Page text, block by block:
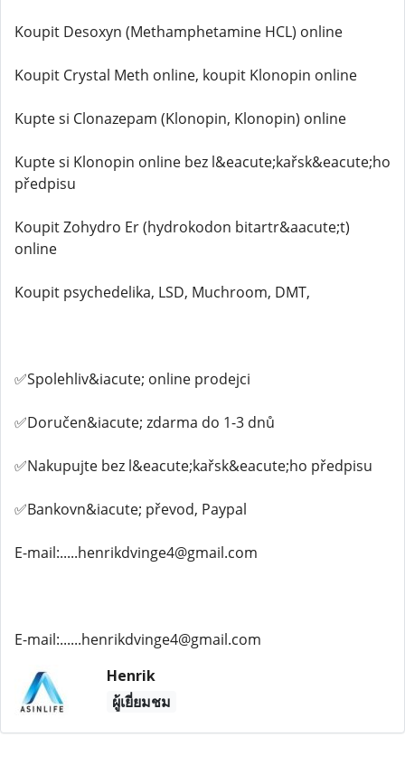
Koupit Desoxyn (Methamphetamine HCL) online
Koupit Crystal Meth online, koupit Klonopin online
Kupte si Clonazepam (Klonopin, Klonopin) online
Kupte si Klonopin online bez l&eacute;kařsk&eacute;ho
předpisu
Koupit Zohydro Er (hydrokodon bitartr&aacute;t)
online
Koupit psychedelika, LSD, Muchroom, DMT,
✅Spolehliv&iacute; online prodejci
✅Doručen&iacute; zdarma do 1-3 dnů
✅Nakupujte bez l&eacute;kařsk&eacute;ho předpisu
✅Bankovn&iacute; převod, Paypal
E-mail:.....henrikdvinge4@gmail.com
E-mail:......henrikdvinge4@gmail.com
Henrik
ผู้เยี่ยมชม